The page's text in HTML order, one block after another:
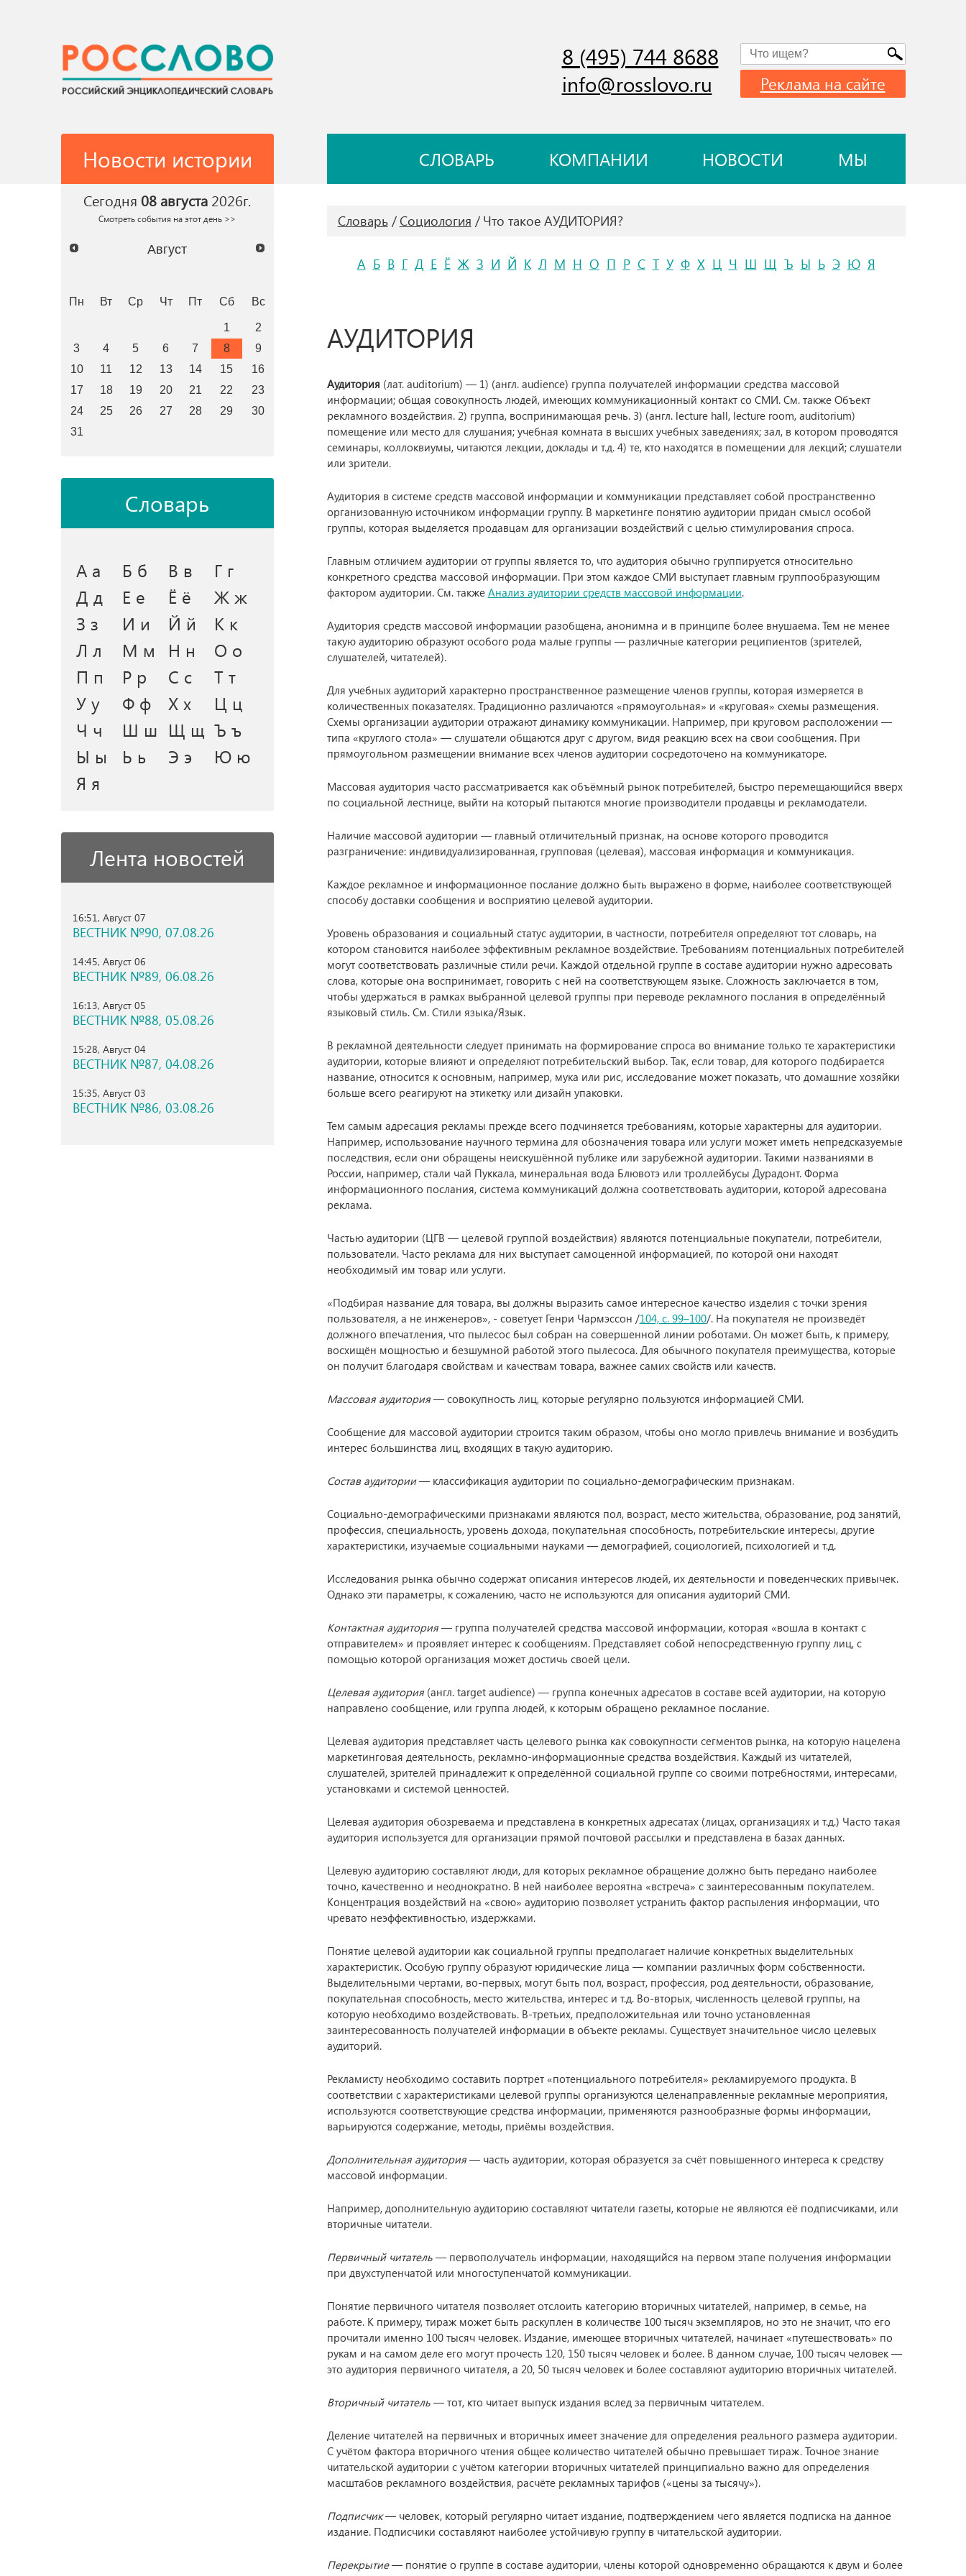
8 (495) 744 8688
info@rosslovo.ru Реклама на сайте
Новости истории СЛОВАРЬ КОМПАНИИ НОВОСТИ МЫ
Сегодня 08 августа 2026г.
Смотреть события на этот день >>
Август
Пн Вт Ср Чт Пт Сб Вс
1
2
3
4 5 6 7 8
9
10
11 12 13 14 15
16
17
18 19 20 21 22
23
24
25 26 27 28 29
30
31
Словарь
А а Б б В в
Г г
Д д
Е е Ё ё
Ж ж
З з
И и Й й
К к
Л л
М м Н н
О о
П п
Р р С с
Т т
У у
Ф ф Х х
Ц ц
Ч ч
Ш ш Щ щ Ъ ъ
Ы ы
Ь ь Э э
Ю ю
Я я
Лента новостей
16:51, Август 07
ВЕСТНИК №90, 07.08.26
14:45, Август 06
ВЕСТНИК №89, 06.08.26
16:13, Август 05
ВЕСТНИК №88, 05.08.26
15:28, Август 04
ВЕСТНИК №87, 04.08.26
15:35, Август 03
ВЕСТНИК №86, 03.08.26
Словарь Социология Что такое АУДИТОРИЯ?
А Б В Г Д Е Ё Ж З И Й К Л М Н О П Р С Т У Ф Х Ц Ч Ш Щ Ъ Ы Ь Э Ю Я
АУДИТОРИЯ
Аудитория (лат. auditorium) — 1) (англ. audience) группа получателей информации средства массовой
информации; общая совокупность людей, имеющих коммуникационный контакт со СМИ. См. также Объект
рекламного воздействия. 2) группа, воспринимающая речь. 3) (англ. lecture hall, lecture room, auditorium)
помещение или место для слушания; учебная комната в высших учебных заведениях; зал, в котором проводятся
семинары, коллоквиумы, читаются лекции, доклады и т.д. 4) те, кто находятся в помещении для лекций; слушатели
или зрители.
Аудитория в системе средств массовой информации и коммуникации представляет собой пространственно
организованную источником информации группу. В маркетинге понятию аудитории придан смысл особой
группы, которая выделяется продавцам для организации воздействий с целью стимулирования спроса.
Главным отличием аудитории от группы является то, что аудитория обычно группируется относительно
конкретного средства массовой информации. При этом каждое СМИ выступает главным группообразующим
фактором аудитории. См. также Анализ аудитории средств массовой информации.
Аудитория средств массовой информации разобщена, анонимна и в принципе более внушаема. Тем не менее
такую аудиторию образуют особого рода малые группы — различные категории реципиентов (зрителей,
слушателей, читателей).
Для учебных аудиторий характерно пространственное размещение членов группы, которая измеряется в
количественных показателях. Традиционно различаются «прямоугольная» и «круговая» схемы размещения.
Схемы организации аудитории отражают динамику коммуникации. Например, при круговом расположении —
типа «круглого стола» — слушатели общаются друг с другом, видя реакцию всех на свои сообщения. При
прямоугольном размещении внимание всех членов аудитории сосредоточено на коммуникаторе.
Массовая аудитория часто рассматривается как объёмный рынок потребителей, быстро перемещающийся вверх
по социальной лестнице, выйти на который пытаются многие производители продавцы и рекламодатели.
Наличие массовой аудитории — главный отличительный признак, на основе которого проводится
разграничение: индивидуализированная, групповая (целевая), массовая информация и коммуникация.
Каждое рекламное и информационное послание должно быть выражено в форме, наиболее соответствующей
способу доставки сообщения и восприятию целевой аудитории.
Уровень образования и социальный статус аудитории, в частности, потребителя определяют тот словарь, на
котором становится наиболее эффективным рекламное воздействие. Требованиям потенциальных потребителей
могут соответствовать различные стили речи. Каждой отдельной группе в составе аудитории нужно адресовать
слова, которые она воспринимает, говорить с ней на соответствующем языке. Сложность заключается в том,
чтобы удержаться в рамках выбранной целевой группы при переводе рекламного послания в определённый
языковый стиль. См. Стили языка/Язык.
В рекламной деятельности следует принимать на формирование спроса во внимание только те характеристики
аудитории, которые влияют и определяют потребительский выбор. Так, если товар, для которого подбирается
название, относится к основным, например, мука или рис, исследование может показать, что домашние хозяйки
больше всего реагируют на этикетку или дизайн упаковки.
Тем самым адресация рекламы прежде всего подчиняется требованиям, которые характерны для аудитории.
Например, использование научного термина для обозначения товара или услуги может иметь непредсказуемые
последствия, если они обращены неискушённой публике или зарубежной аудитории. Такими названиями в
России, например, стали чай Пуккала, минеральная вода Блювотэ или троллейбусы Дурадонт. Форма
информационного послания, система коммуникаций должна соответствовать аудитории, которой адресована
реклама.
Частью аудитории (ЦГВ — целевой группой воздействия) являются потенциальные покупатели, потребители,
пользователи. Часто реклама для них выступает самоценной информацией, по которой они находят
необходимый им товар или услуги.
«Подбирая название для товара, вы должны выразить самое интересное качество изделия с точки зрения
пользователя, а не инженеров», - советует Генри Чармэссон /104, с. 99–100/. На покупателя не произведёт
должного впечатления, что пылесос был собран на совершенной линии роботами. Он может быть, к примеру,
восхищён мощностью и безшумной работой этого пылесоса. Для обычного покупателя преимущества, которые
он получит благодаря свойствам и качествам товара, важнее самих свойств или качеств.
Массовая аудитория— совокупность лиц, которые регулярно пользуются информацией СМИ.
Сообщение для массовой аудитории строится таким образом, чтобы оно могло привлечь внимание и возбудить
интерес большинства лиц, входящих в такую аудиторию.
Состав аудитории— классификация аудитории по социально-демографическим признакам.
Социально-демографическими признаками являются пол, возраст, место жительства, образование, род занятий,
профессия, специальность, уровень дохода, покупательная способность, потребительские интересы, другие
характеристики, изучаемые социальными науками — демографией, социологией, психологией и т.д.
Исследования рынка обычно содержат описания интересов людей, их деятельности и поведенческих привычек.
Однако эти параметры, к сожалению, часто не используются для описания аудиторий СМИ.
Контактная аудитория— группа получателей средства массовой информации, которая «вошла в контакт с
отправителем» и проявляет интерес к сообщениям. Представляет собой непосредственную группу лиц, с
помощью которой организация может достичь своей цели.
Целевая аудитория(англ. target audience) — группа конечных адресатов в составе всей аудитории, на которую
направлено сообщение, или группа людей, к которым обращено рекламное послание.
Целевая аудитория представляет часть целевого рынка как совокупности сегментов рынка, на которую нацелена
маркетинговая деятельность, рекламно-информационные средства воздействия. Каждый из читателей,
слушателей, зрителей принадлежит к определённой социальной группе со своими потребностями, интересами,
установками и системой ценностей.
Целевая аудитория обозреваема и представлена в конкретных адресатах (лицах, организациях и т.д.) Часто такая
аудитория используется для организации прямой почтовой рассылки и представлена в базах данных.
Целевую аудиторию составляют люди, для которых рекламное обращение должно быть передано наиболее
точно, качественно и неоднократно. В ней наиболее вероятна «встреча» с заинтересованным покупателем.
Концентрация воздействий на «свою» аудиторию позволяет устранить фактор распыления информации, что
чревато неэффективностью, издержками.
Понятие целевой аудитории как социальной группы предполагает наличие конкретных выделительных
характеристик. Особую группу образуют юридические лица — компании различных форм собственности.
Выделительными чертами, во-первых, могут быть пол, возраст, профессия, род деятельности, образование,
покупательная способность, место жительства, интерес и т.д. Во-вторых, численность целевой группы, на
которую необходимо воздействовать. В-третьих, предположительная или точно установленная
заинтересованность получателей информации в объекте рекламы. Существует значительное число целевых
аудиторий.
Рекламисту необходимо составить портрет «потенциального потребителя» рекламируемого продукта. В
соответствии с характеристиками целевой группы организуются целенаправленные рекламные мероприятия,
используются соответствующие средства информации, применяются разнообразные формы информации,
варьируются содержание, методы, приёмы воздействия.
Дополнительная аудитория— часть аудитории, которая образуется за счёт повышенного интереса к средству
массовой информации.
Например, дополнительную аудиторию составляют читатели газеты, которые не являются её подписчиками, или
вторичные читатели.
Первичный читатель— первополучатель информации, находящийся на первом этапе получения информации
при двухступенчатой или многоступенчатой коммуникации.
Понятие первичного читателя позволяет отслоить категорию вторичных читателей, например, в семье, на
работе. К примеру, тираж может быть раскуплен в количестве 100 тысяч экземпляров, но это не значит, что его
прочитали именно 100 тысяч человек. Издание, имеющее вторичных читателей, начинает «путешествовать» по
рукам и на самом деле его могут прочесть 120, 150 тысяч человек и более. В данном случае, 100 тысяч человек —
это аудитория первичного читателя, а 20, 50 тысяч человек и более составляют аудиторию вторичных читателей.
Вторичный читатель— тот, кто читает выпуск издания вслед за первичным читателем.
Деление читателей на первичных и вторичных имеет значение для определения реального размера аудитории.
С учётом фактора вторичного чтения общее количество читателей обычно превышает тираж. Точное знание
читательской аудитории с учётом категории вторичных читателей принципиально важно для определения
масштабов рекламного воздействия, расчёте рекламных тарифов («цены за тысячу»).
Подписчик— человек, который регулярно читает издание, подтверждением чего является подписка на данное
издание. Подписчики составляют наиболее устойчивую группу в читательской аудитории.
Перекрытие— понятие о группе в составе аудитории, члены которой одновременно обращаются к двум и более